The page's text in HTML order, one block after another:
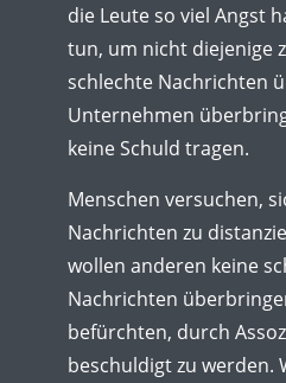
die Leute so viel Angst
tun, um nicht diejenige
schlechte Nachrichten
Unternehmen
keine Schuld tragen.
Menschen versuchen,
Nachrichten zu
wollen anderen keine
Nachrichten
befürchten, durch
beschuldigt zu werden.